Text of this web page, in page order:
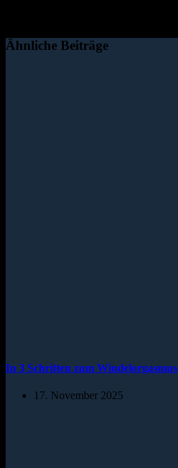
Ähnliche Beiträge
In 3 Schritten zum Windelorgasmus
17. November 2025